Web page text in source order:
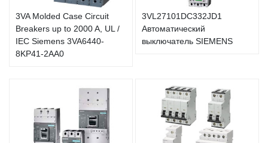
3VA Molded Case Circuit
Breakers up to 2000 A, UL /
IEC Siemens 3VA6440-
8KP41-2AA0
3VL27101DC332JD1
Автоматический
выключатель SIEMENS